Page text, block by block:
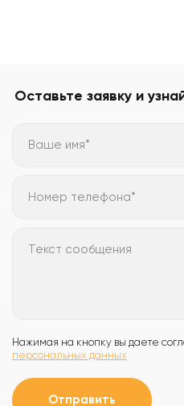
Оставьте заявку и
Ваше имя*
Номер телефона*
Текст сообщения
Нажимая на кнопку вы даете
персональных данных
Отправить